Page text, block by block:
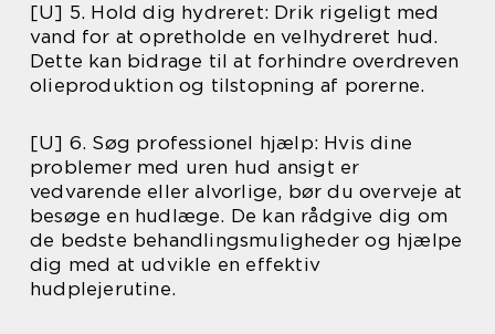
[U] 5. Hold dig hydreret: Drik rigeligt med
vand for at opretholde en velhydreret hud.
Dette kan bidrage til at forhindre overdreven
olieproduktion og tilstopning af porerne.
[U] 6. Søg professionel hjælp: Hvis dine
problemer med uren hud ansigt er
vedvarende eller alvorlige, bør du overveje at
besøge en hudlæge. De kan rådgive dig om
de bedste behandlingsmuligheder og hjælpe
dig med at udvikle en effektiv
hudplejerutine.